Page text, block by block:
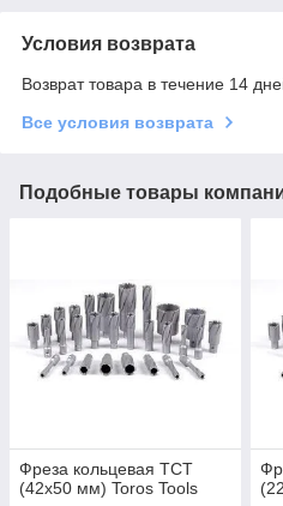
Условия возврата
Возврат товара в течение 14
Все условия возврата
Подобные товары
Фреза кольцевая TCT
(42x50 мм) Toros Tools